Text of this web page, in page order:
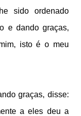
sido ordenado
e dando graças,
isto é o meu
graças, disse:
a eles deu a